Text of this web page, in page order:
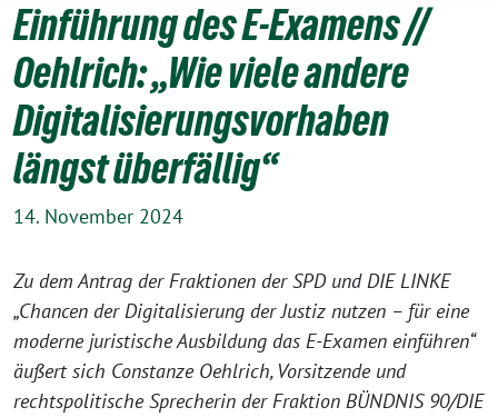
Einführung des E-Examens //
Oehlrich: „Wie viele andere
Digitalisierungsvorhaben
längst überfällig“
14. November 2024
Zu dem Antrag der Fraktionen der SPD und DIE LINKE
„Chancen der Digitalisierung der Justiz nutzen – für eine
moderne juristische Ausbildung das E-Examen einführen“
äußert sich Constanze Oehlrich, Vorsitzende und
rechtspolitische Sprecherin der Fraktion BÜNDNIS 90/DIE